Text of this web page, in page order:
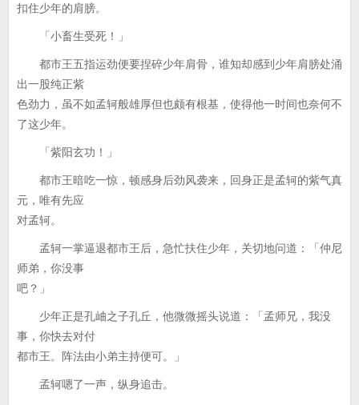
扣住少年的肩膀。
「小畜生受死！」
都市王五指运劲便要捏碎少年肩骨，谁知却感到少年肩膀处涌
出一股纯正紫
色劲力，虽不如孟轲般雄厚但也颇有根基，使得他一时间也奈何不
了这少年。
「紫阳玄功！」
都市王暗吃一惊，顿感身后劲风袭来，回身正是孟轲的紫气真
元，唯有先应
对孟轲。
孟轲一掌逼退都市王后，急忙扶住少年，关切地问道：「仲尼
师弟，你没事
吧？」
少年正是孔岫之子孔丘，他微微摇头说道：「孟师兄，我没
事，你快去对付
都市王。阵法由小弟主持便可。」
孟轲嗯了一声，纵身追击。